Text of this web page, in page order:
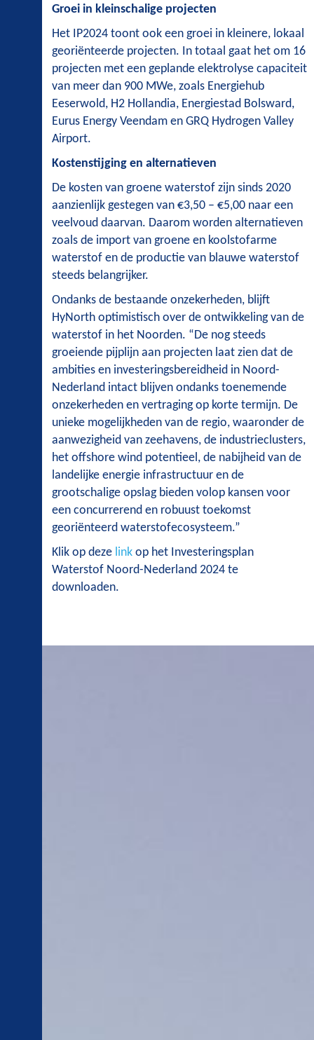
Groei in kleinschalige projecten
Het IP2024 toont ook een groei in kleinere, lokaal
georiënteerde projecten. In totaal gaat het om 16
projecten met een geplande elektrolyse capaciteit
van meer dan 900 MWe, zoals Energiehub
Eeserwold, H2 Hollandia, Energiestad Bolsward,
Eurus Energy Veendam en GRQ Hydrogen Valley
Airport.
Kostenstijging en alternatieven
De kosten van groene waterstof zijn sinds 2020
aanzienlijk gestegen van €3,50 – €5,00 naar een
veelvoud daarvan. Daarom worden alternatieven
zoals de import van groene en koolstofarme
waterstof en de productie van blauwe waterstof
steeds belangrijker.
Ondanks de bestaande onzekerheden, blijft
HyNorth optimistisch over de ontwikkeling van de
waterstof in het Noorden. “De nog steeds
groeiende pijplijn aan projecten laat zien dat de
ambities en investeringsbereidheid in Noord-
Nederland intact blijven ondanks toenemende
onzekerheden en vertraging op korte termijn. De
unieke mogelijkheden van de regio, waaronder de
aanwezigheid van zeehavens, de industrieclusters,
het offshore wind potentieel, de nabijheid van de
landelijke energie infrastructuur en de
grootschalige opslag bieden volop kansen voor
een concurrerend en robuust toekomst
georiënteerd waterstofecosysteem.”
Klik op deze link op het Investeringsplan
Waterstof Noord-Nederland 2024 te
downloaden.